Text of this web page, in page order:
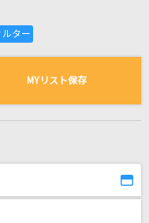
る曲の一覧
MYリスト保存